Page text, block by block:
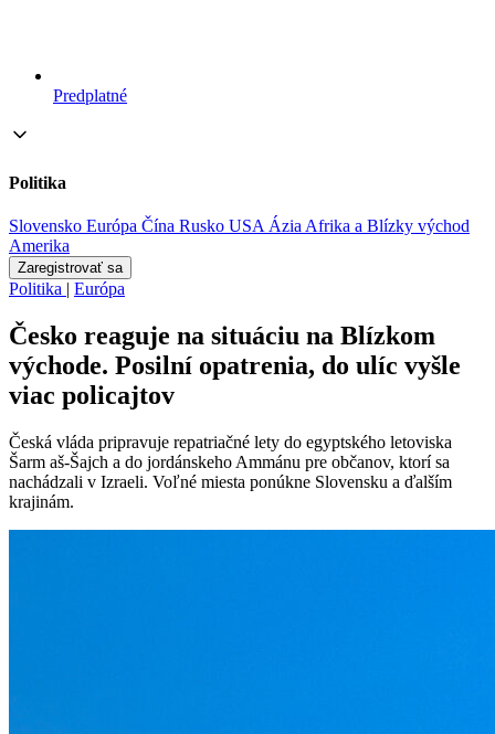
Predplatné
Politika
Slovensko Európa Čína Rusko USA ÁziaAfrika a Blízky východ
Amerika
Zaregistrovať sa
Politika | Európa
Česko reaguje na situáciu na Blízkom
východe. Posilní opatrenia, do ulíc vyšle
viac policajtov
Česká vláda pripravuje repatriačné lety do egyptského letoviska
Šarm aš-Šajch a do jordánskeho Ammánu pre občanov, ktorí sa
nachádzali v Izraeli. Voľné miesta ponúkne Slovensku a ďalším
krajinám.